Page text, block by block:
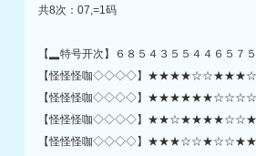
共8次：07,=1码
【▂特号开次】６８５４３５５４４６５７
【怪怪怪咖◇◇◇◇】
【怪怪怪咖◇◇◇◇】
【怪怪怪咖◇◇◇◇】
【怪怪怪咖◇◇◇◇】